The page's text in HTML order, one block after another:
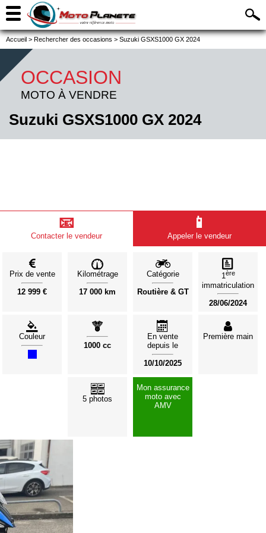
Accueil > Rechercher des occasions > Suzuki GSXS1000 GX 2024
OCCASION
MOTO À VENDRE
Suzuki GSXS1000 GX 2024
📧
Contacter le vendeur
📱
Appeler le vendeur
Prix de vente
12 999 €
Kilométrage
17 000 km
Catégorie
Routière & GT
1ère
immatriculation
28/06/2024
Couleur
1000 cc
En vente
depuis le
10/10/2025
Première main
5 photos
Mon assurance
moto avec
AMV